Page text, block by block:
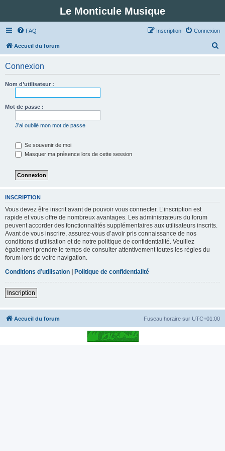
Le Monticule Musique
FAQ Connexion
Inscription
Accueil du forum
Connexion
Nom d’utilisateur :
Mot de passe :
J’ai oublié mon mot de passe
Se souvenir de moi
Masquer ma présence lors de cette session
INSCRIPTION
Vous devez être inscrit avant de pouvoir vous connecter. L’inscription est
rapide et vous offre de nombreux avantages. Les administrateurs du forum
peuvent accorder des fonctionnalités supplémentaires aux utilisateurs inscrits.
Avant de vous inscrire, assurez-vous d’avoir pris connaissance de nos
conditions d’utilisation et de notre politique de confidentialité. Veuillez
également prendre le temps de consulter attentivement toutes les règles du
forum lors de votre navigation.
Conditions d’utilisation | Politique de confidentialité
Inscription
Accueil du forum Fuseau horaire sur UTC+01:00